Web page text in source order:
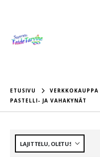
ETUSIVU VERKKOKAUPPA
PASTELLI- JA VAHAKYNÄT